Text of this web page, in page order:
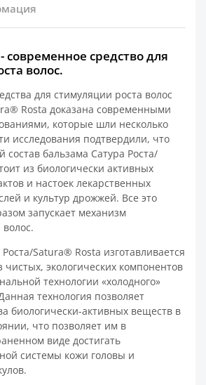
современное средство для
волос.
для стимуляции роста волос
Rosta доказана современными
которые шли несколько
исследования подтвердили, что
состав бальзама Сатура Роста/
из биологически активных
и настоек лекарственных
и культур дрожжей. Все это
запускает механизм
Satura® Rosta изготавливается
экологических компонентов
технологии «холодного»
технология позволяет
биологически-активных веществ в
что позволяет им в
виде достигать
системы кожи головы и